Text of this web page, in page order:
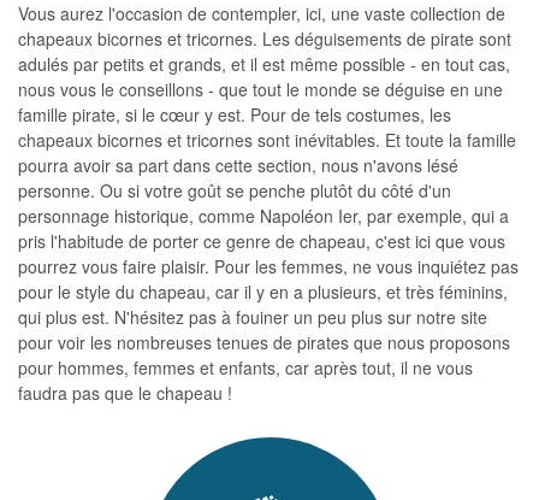
Vous aurez l'occasion de contempler, ici, une vaste collection de
chapeaux bicornes et tricornes. Les déguisements de pirate sont
adulés par petits et grands, et il est même possible - en tout cas,
nous vous le conseillons - que tout le monde se déguise en une
famille pirate, si le cœur y est. Pour de tels costumes, les
chapeaux bicornes et tricornes sont inévitables. Et toute la famille
pourra avoir sa part dans cette section, nous n'avons lésé
personne. Ou si votre goût se penche plutôt du côté d'un
personnage historique, comme Napoléon Ier, par exemple, qui a
pris l'habitude de porter ce genre de chapeau, c'est ici que vous
pourrez vous faire plaisir. Pour les femmes, ne vous inquiétez pas
pour le style du chapeau, car il y en a plusieurs, et très féminins,
qui plus est. N'hésitez pas à fouiner un peu plus sur notre site
pour voir les nombreuses tenues de pirates que nous proposons
pour hommes, femmes et enfants, car après tout, il ne vous
faudra pas que le chapeau !